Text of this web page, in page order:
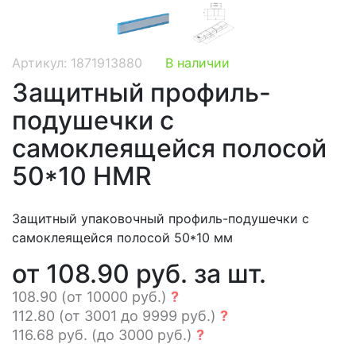
Артикул: 1871913880 В наличии
Защитный профиль-
подушечки c
самоклеящейся полосой
50*10 HMR
Защитный упаковочный профиль-подушечки c
самоклеящейся полосой 50*10 мм
от 108.90 руб. за шт.
108.90 (от 10000 руб.) ?
112.80 (от 3001 до 9999 руб.) ?
116.68 руб. (до 3000 руб.) ?